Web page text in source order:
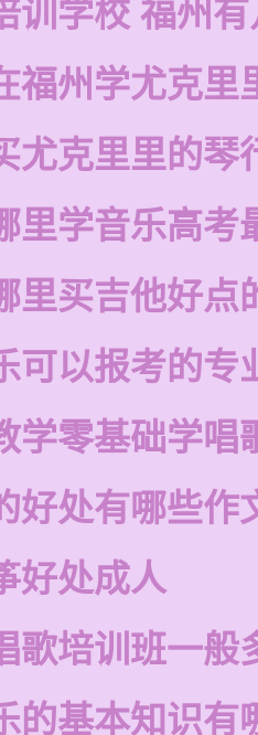
训学校 福州
福州学尤克里
尤克里里的琴
里学音乐高考
里买吉他好点
可以报考的专
学零基础学唱
好处有哪些作
好处成人
歌培训班一般
的基本知识有